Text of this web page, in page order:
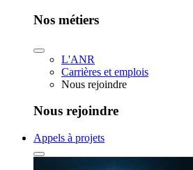
Nos métiers
L'ANR
Carrières et emplois
Nous rejoindre
Nous rejoindre
Appels à projets